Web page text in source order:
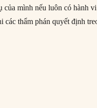
mình nếu luôn có hành
các thẩm phán quyết định